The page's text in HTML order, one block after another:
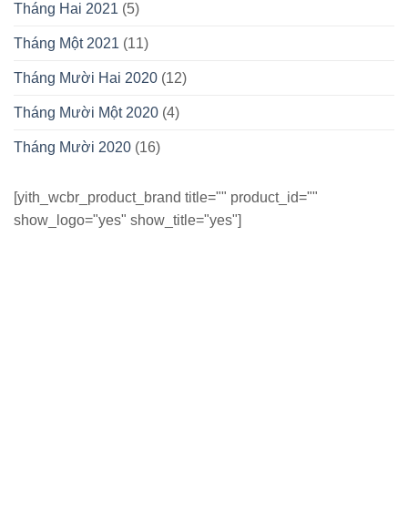
Tháng Hai 2021 (5)
Tháng Một 2021 (11)
Tháng Mười Hai 2020 (12)
Tháng Mười Một 2020 (4)
Tháng Mười 2020 (16)
[yith_wcbr_product_brand title="" product_id=""
show_logo="yes" show_title="yes"]